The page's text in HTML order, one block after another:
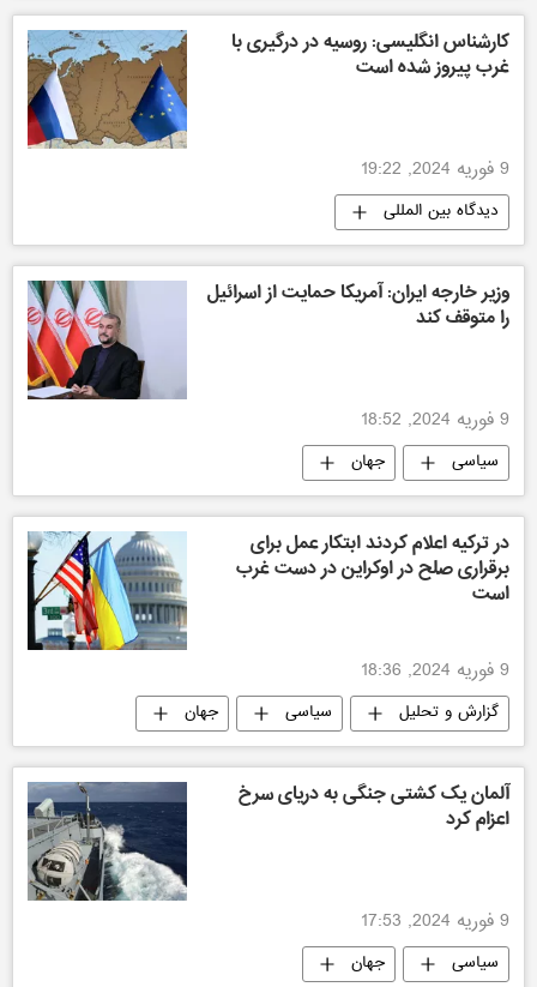
کارشناس انگلیسی: روسیه در درگیری با
غرب پیروز شده است
9 فوریه 2024, 19:22
دیدگاه بین المللی
وزیر خارجه ایران: آمریکا حمایت از اسرائیل
را متوقف کند
9 فوریه 2024, 18:52
سیاسی جهان
در ترکیه اعلام کردند ابتکار عمل برای
برقراری صلح در اوکراین در دست غرب
است
9 فوریه 2024, 18:36
گزارش و تحلیل سیاسی جهان
آلمان یک کشتی جنگی به دریای سرخ
اعزام کرد
9 فوریه 2024, 17:53
سیاسی جهان